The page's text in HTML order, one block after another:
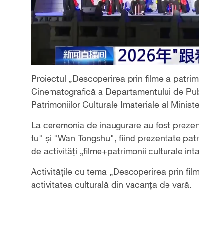
Proiectul „Descoperirea prin filme a
Cinematografică a Departamentului de
Patrimoniilor Culturale Imateriale al
La ceremonia de inaugurare au fost
tu" și "Wan Tongshu", fiind prezentate
de activități „filme+patrimonii culturale
Activitățile cu tema „Descoperirea prin
activitatea culturală din vacanța de vară.